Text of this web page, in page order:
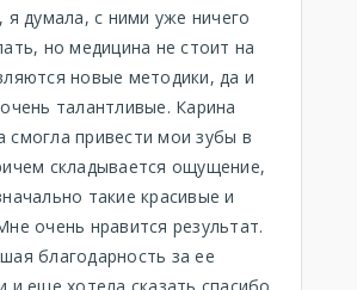
я думала, с ними уже ничего
но медицина не стоит на
новые методики, да и
талантливые. Карина
смогла привести мои зубы в
складывается ощущение,
такие красивые и
очень нравится результат.
благодарность за ее